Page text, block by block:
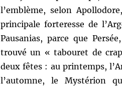
l’emblème, selon
principale forteresse de
Pausanias, parce que
trouvé un « tabouret de
deux fêtes : au printemps,
l’automne, le Mystérion